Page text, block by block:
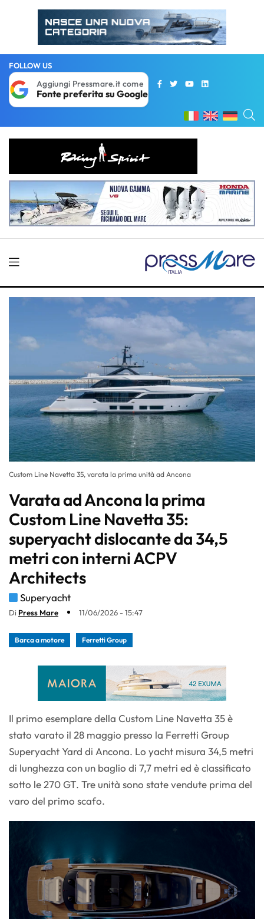
FOLLOW US
Aggiungi Pressmare.it come
Fonte preferita su Google
Custom Line Navetta 35, varata la prima unità ad Ancona
Varata ad Ancona la prima
Custom Line Navetta 35:
superyacht dislocante da 34,5
metri con interni ACPV
Architects
Superyacht
Di Press Mare 11/06/2026 - 15:47
Barca a motore Ferretti Group
Il primo esemplare della Custom Line Navetta 35 è
stato varato il 28 maggio presso la Ferretti Group
Superyacht Yard di Ancona. Lo yacht misura 34,5 metri
di lunghezza con un baglio di 7,7 metri ed è classificato
sotto le 270 GT. Tre unità sono state vendute prima del
varo del primo scafo.